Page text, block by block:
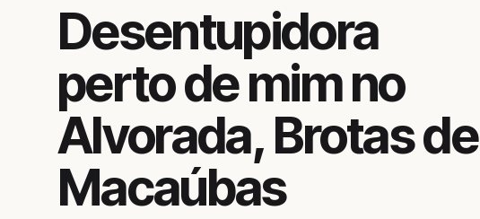
Desentupidora
perto de mim no
Alvorada, Brotas de
Macaúbas